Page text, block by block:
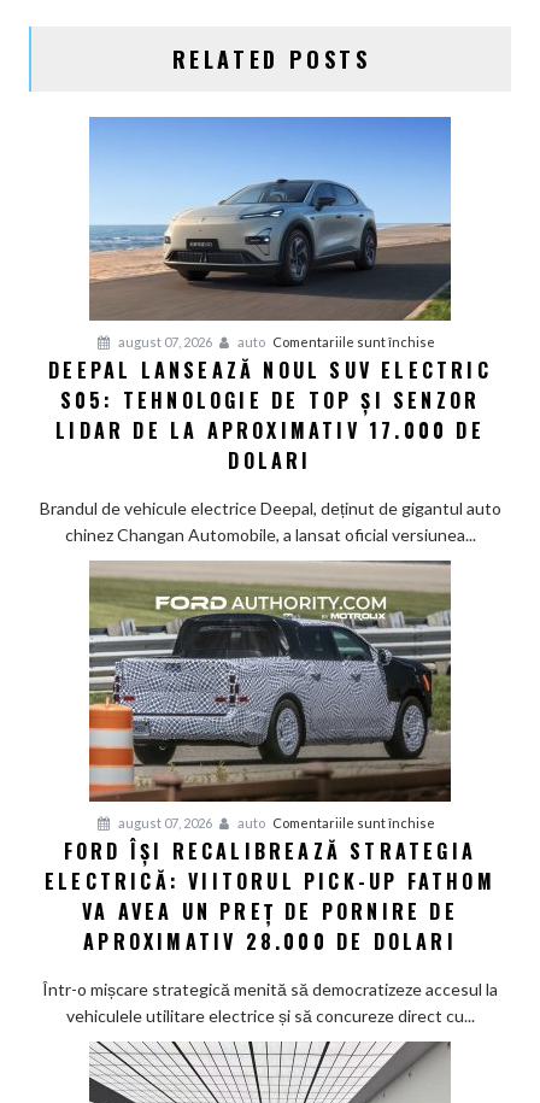
RELATED POSTS
august 07, 2026 auto Comentariile sunt închise
Deepal
lansează
noul
senzor
LiDAR
de
la
aproximativ
17.000
de
DEEPAL LANSEAZĂ NOUL SUV ELECTRIC
S05: TEHNOLOGIE DE TOP ȘI SENZOR
LIDAR DE LA APROXIMATIV 17.000 DE
DOLARI
Brandul de vehicule electrice Deepal, deținut de gigantul auto
chinez Changan Automobile, a lansat oficial versiunea...
august 07, 2026 auto Comentariile sunt închise
Ford
își
recalibrează
electrică:
Viitorul
FORD ÎȘI RECALIBREAZĂ STRATEGIA
ELECTRICĂ: VIITORUL PICK-UP FATHOM
VA AVEA UN PREȚ DE PORNIRE DE
APROXIMATIV 28.000 DE DOLARI
Într-o mișcare strategică menită să democratizeze accesul la
vehiculele utilitare electrice și să concureze direct cu...